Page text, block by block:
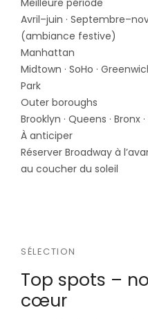
Meilleure période
Avril–juin ·
(ambiance festive)
Manhattan
Midtown · SoHo ·
Park
Outer boroughs
Brooklyn · Queens · Bronx
À anticiper
Réserver Broadway à
au coucher du soleil
SÉLECTION
Top spots –
cœur